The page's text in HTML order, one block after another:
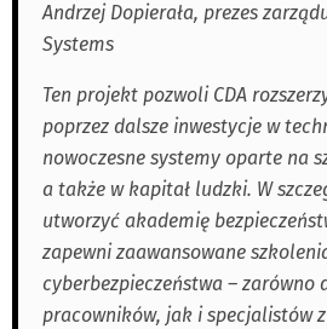
Andrzej Dopierała, prezes
Systems
Ten projekt pozwoli CDA
poprzez dalsze inwestycje w
nowoczesne systemy oparte na
a także w kapitał ludzki. W
utworzyć akademię
zapewni zaawansowane
cyberbezpieczeństwa – zarówno
pracowników, jak i specjalistów